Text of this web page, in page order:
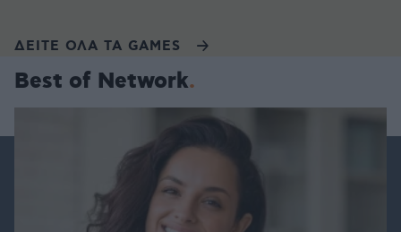
ΔΕΙΤΕ ΟΛΑ ΤΑ GAMES
Best of Network